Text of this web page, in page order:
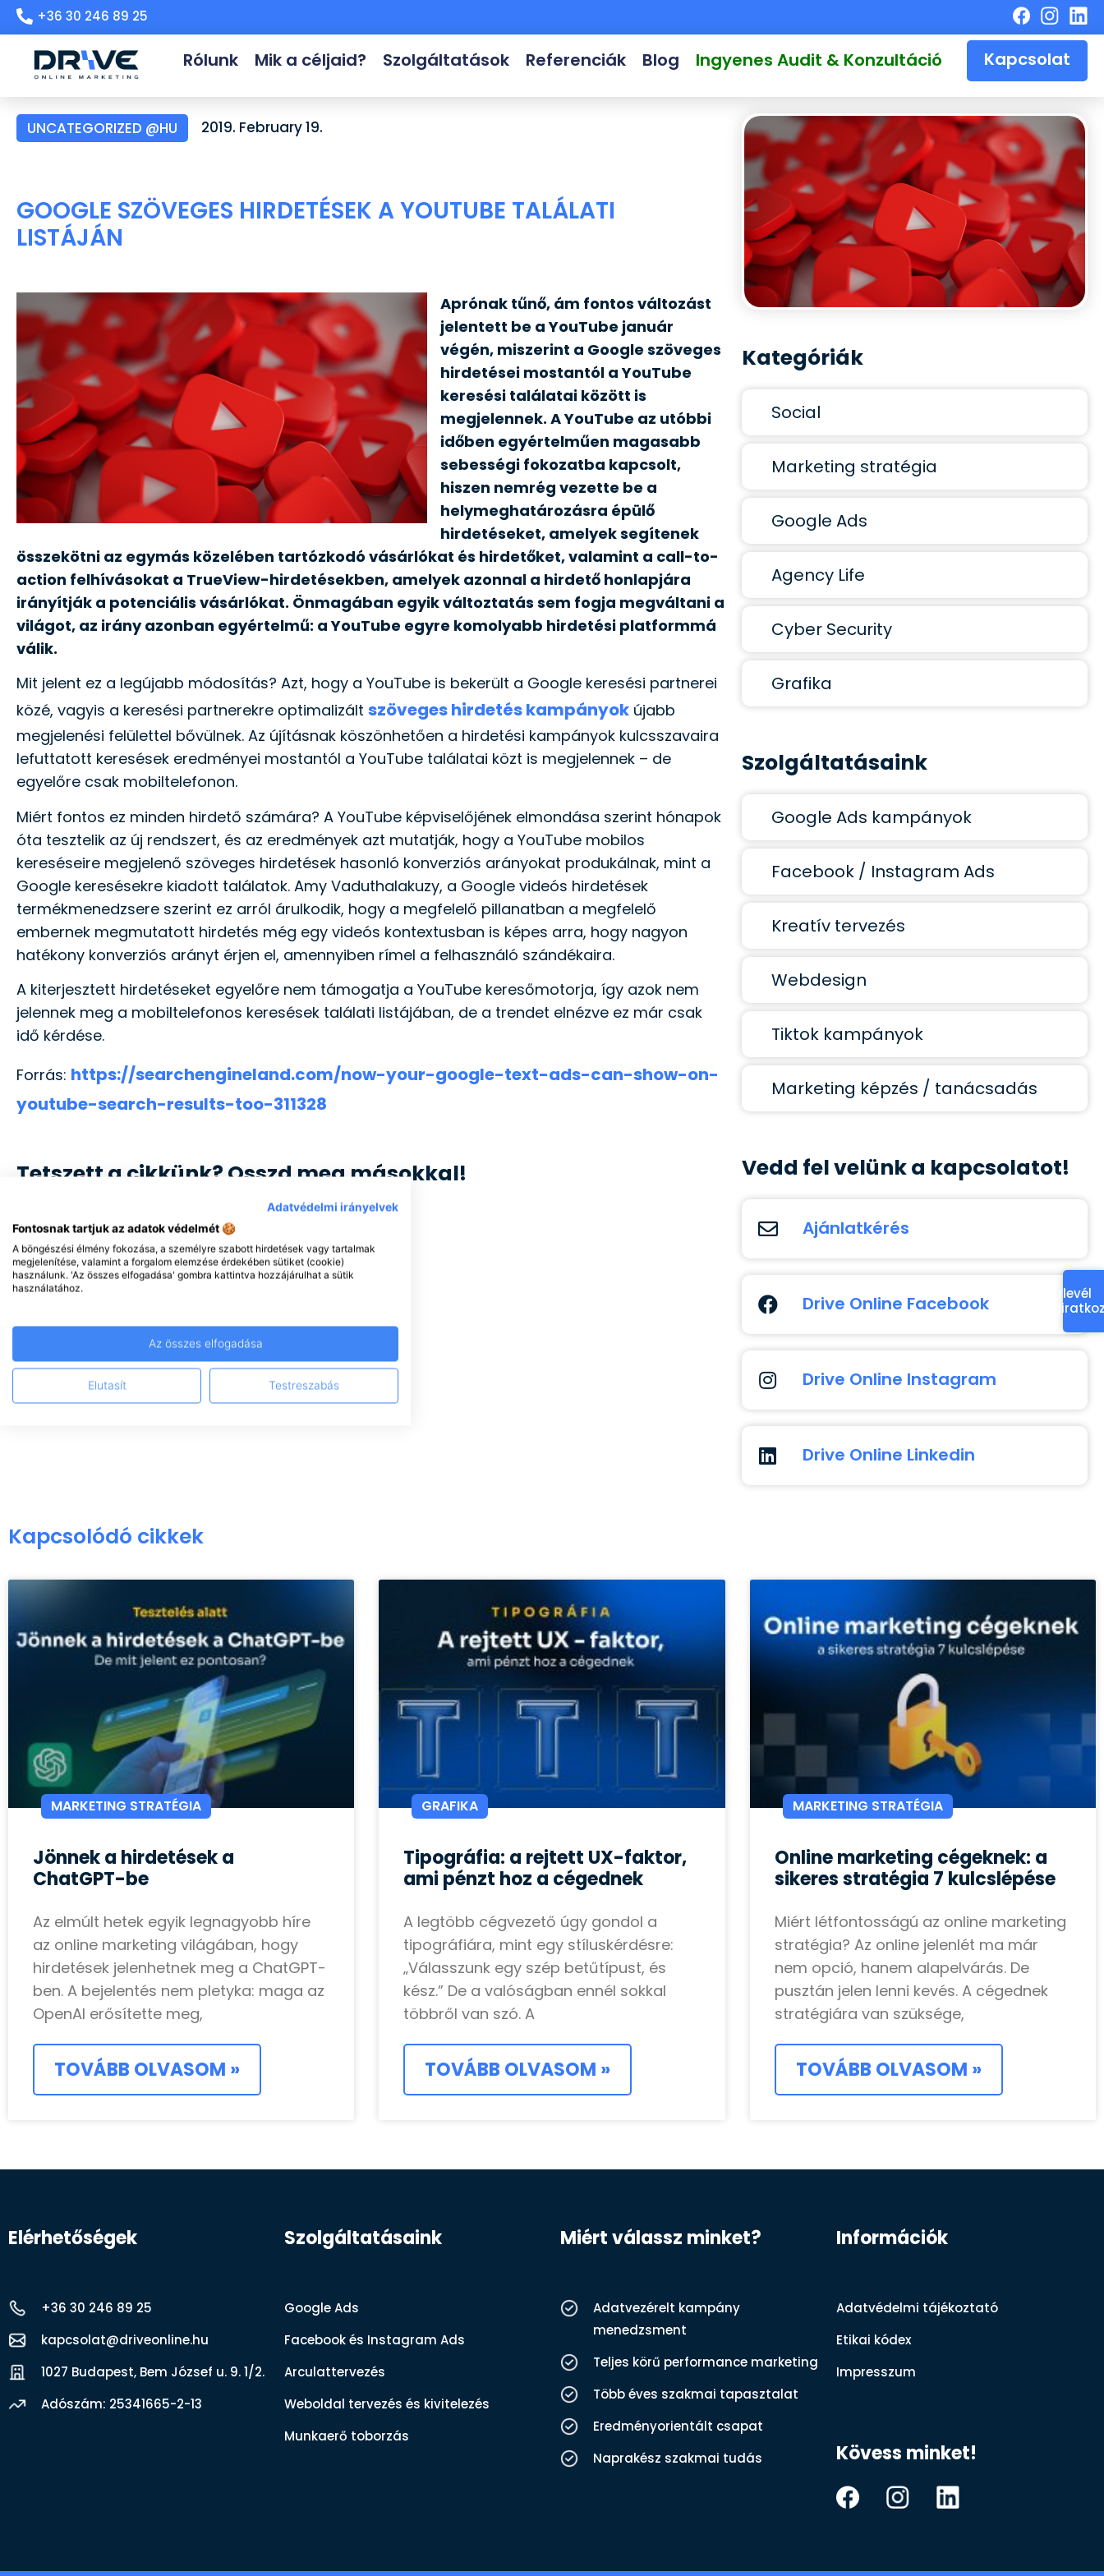
+36 30 246 89 25
Rólunk Mik a céljaid? Szolgáltatások Referenciák Blog Ingyenes Audit & Konzultáció Kapcsolat
UNCATEGORIZED @HU 2019. February 19.
GOOGLE SZÖVEGES HIRDETÉSEK A YOUTUBE TALÁLATI
LISTÁJÁN
Aprónak tűnő, ám fontos változást
jelentett be a YouTube január
végén, miszerint a Google szöveges
hirdetései mostantól a YouTube
keresési találatai között is
megjelennek. A YouTube az utóbbi
időben egyértelműen magasabb
sebességi fokozatba kapcsolt,
hiszen nemrég vezette be a
helymeghatározásra épülő
hirdetéseket, amelyek segítenek
összekötni az egymás közelében tartózkodó vásárlókat és hirdetőket, valamint a call-to-
action felhívásokat a TrueView-hirdetésekben, amelyek azonnal a hirdető honlapjára
irányítják a potenciális vásárlókat. Önmagában egyik változtatás sem fogja megváltani a
világot, az irány azonban egyértelmű: a YouTube egyre komolyabb hirdetési platformmá
válik.
Mit jelent ez a legújabb módosítás? Azt, hogy a YouTube is bekerült a Google keresési partnerei
közé, vagyis a keresési partnerekre optimalizált szöveges hirdetés kampányok újabb
megjelenési felülettel bővülnek. Az újításnak köszönhetően a hirdetési kampányok kulcsszavaira
lefuttatott keresések eredményei mostantól a YouTube találatai közt is megjelennek – de
egyelőre csak mobiltelefonon.
Miért fontos ez minden hirdető számára? A YouTube képviselőjének elmondása szerint hónapok
óta tesztelik az új rendszert, és az eredmények azt mutatják, hogy a YouTube mobilos
kereséseire megjelenő szöveges hirdetések hasonló konverziós arányokat produkálnak, mint a
Google keresésekre kiadott találatok. Amy Vaduthalakuzy, a Google videós hirdetések
termékmenedzsere szerint ez arról árulkodik, hogy a megfelelő pillanatban a megfelelő
embernek megmutatott hirdetés még egy videós kontextusban is képes arra, hogy nagyon
hatékony konverziós arányt érjen el, amennyiben rímel a felhasználó szándékaira.
A kiterjesztett hirdetéseket egyelőre nem támogatja a YouTube keresőmotorja, így azok nem
jelennek meg a mobiltelefonos keresések találati listájában, de a trendet elnézve ez már csak
idő kérdése.
Forrás: https://searchengineland.com/now-your-google-text-ads-can-show-on-
youtube-search-results-too-311328
Tetszett a cikkünk? Osszd meg másokkal!
Kategóriák
Social
Marketing stratégia
Google Ads
Agency Life
Cyber Security
Grafika
Szolgáltatásaink
Google Ads kampányok
Facebook / Instagram Ads
Kreatív tervezés
Webdesign
Tiktok kampányok
Marketing képzés / tanácsadás
Vedd fel velünk a kapcsolatot!
Ajánlatkérés
Drive Online Facebook
Drive Online Instagram
Drive Online Linkedin
Kapcsolódó cikkek
MARKETING STRATÉGIA
Jönnek a hirdetések a
ChatGPT-be
Az elmúlt hetek egyik legnagyobb híre
az online marketing világában, hogy
hirdetések jelenhetnek meg a ChatGPT-
ben. A bejelentés nem pletyka: maga az
OpenAI erősítette meg,
TOVÁBB OLVASOM »
GRAFIKA
Tipográfia: a rejtett UX-faktor,
ami pénzt hoz a cégednek
A legtöbb cégvezető úgy gondol a
tipográfiára, mint egy stíluskérdésre:
„Válasszunk egy szép betűtípust, és
kész.” De a valóságban ennél sokkal
többről van szó. A
TOVÁBB OLVASOM »
MARKETING STRATÉGIA
Online marketing cégeknek: a
sikeres stratégia 7 kulcslépése
Miért létfontosságú az online marketing
stratégia? Az online jelenlét ma már
nem opció, hanem alapelvárás. De
pusztán jelen lenni kevés. A cégednek
stratégiára van szüksége,
TOVÁBB OLVASOM »
Elérhetőségek
+36 30 246 89 25
kapcsolat@driveonline.hu
1027 Budapest, Bem József u. 9. 1/2.
Adószám: 25341665-2-13
Szolgáltatásaink
Google Ads
Facebook és Instagram Ads
Arculattervezés
Weboldal tervezés és kivitelezés
Munkaerő toborzás
Miért válassz minket?
Adatvezérelt kampány
menedzsment
Teljes körű performance marketing
Több éves szakmai tapasztalat
Eredményorientált csapat
Naprakész szakmai tudás
Információk
Adatvédelmi tájékoztató
Etikai kódex
Impresszum
Kövess minket!
Hírlevél
Adatvédelmi irányelvek
Fontosnak tartjuk az adatok védelmét 🍪
A böngészési élmény fokozása, a személyre szabott hirdetések vagy tartalmak
megjelenítése, valamint a forgalom elemzése érdekében sütiket (cookie)
használunk. 'Az összes elfogadása' gombra kattintva hozzájárulhat a sütik
használatához.
Az összes elfogadása
Elutasít Testreszabás